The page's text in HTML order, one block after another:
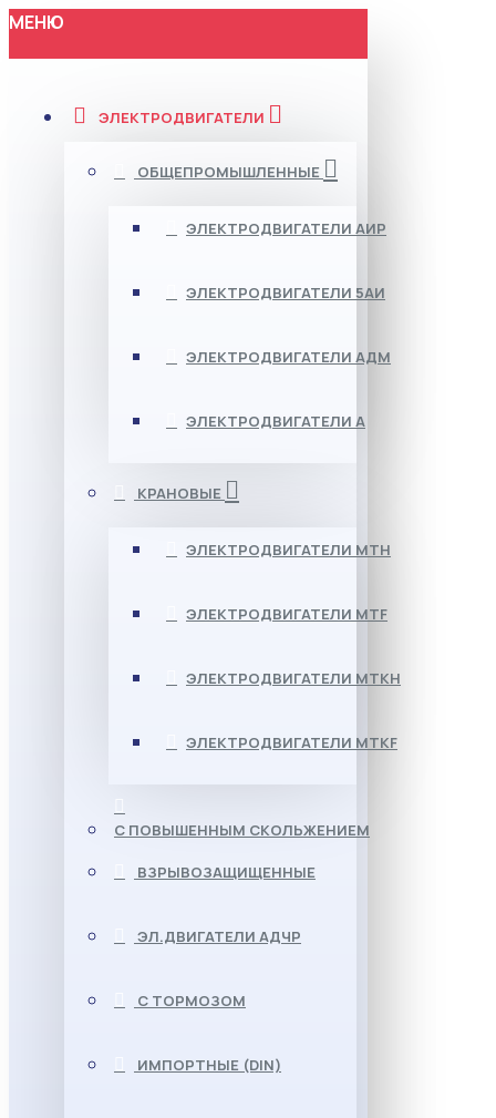
МЕНЮ
ЭЛЕКТРОДВИГАТЕЛИ
ОБЩЕПРОМЫШЛЕННЫЕ
ЭЛЕКТРОДВИГАТЕЛИ АИР
ЭЛЕКТРОДВИГАТЕЛИ 5АИ
ЭЛЕКТРОДВИГАТЕЛИ АДМ
ЭЛЕКТРОДВИГАТЕЛИ А
КРАНОВЫЕ
ЭЛЕКТРОДВИГАТЕЛИ МТН
ЭЛЕКТРОДВИГАТЕЛИ MTF
ЭЛЕКТРОДВИГАТЕЛИ МТКН
ЭЛЕКТРОДВИГАТЕЛИ MTKF
С ПОВЫШЕННЫМ СКОЛЬЖЕНИЕМ
ВЗРЫВОЗАЩИЩЕННЫЕ
ЭЛ.ДВИГАТЕЛИ АДЧР
С ТОРМОЗОМ
ИМПОРТНЫЕ (DIN)